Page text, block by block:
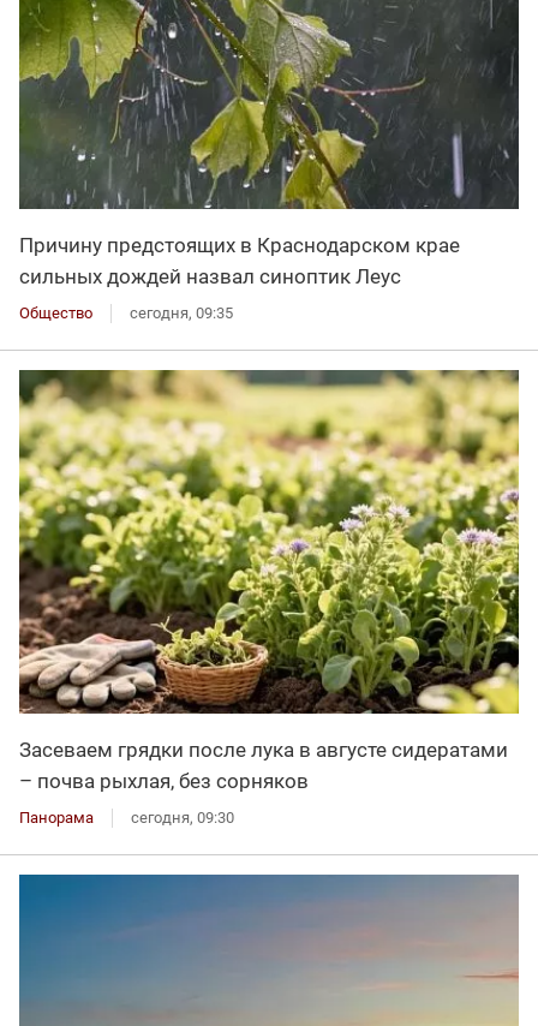
Причину предстоящих в Краснодарском крае
сильных дождей назвал синоптик Леус
Общество сегодня, 09:35
Засеваем грядки после лука в августе сидератами
– почва рыхлая, без сорняков
Панорама сегодня, 09:30